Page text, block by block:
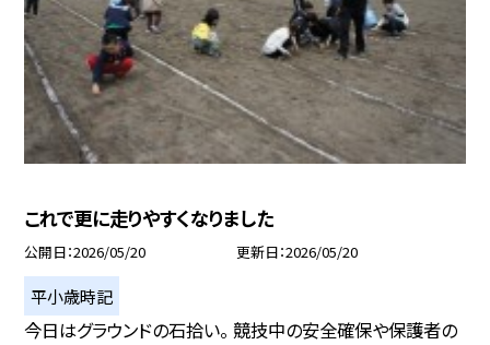
これで更に走りやすくなりました
公開日 2026/05/20 更新日 2026/05/20
平小歳時記
今日はグラウンドの石拾い。 競技中の安全確保や保護者の